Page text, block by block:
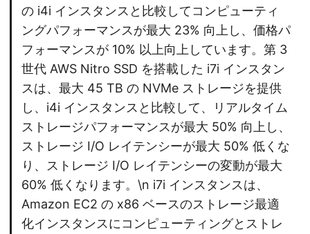
の i4i インスタンスと比較してコンピューティ
ングパフォーマンスが最大 23% 向上し、価格パ
フォーマンスが 10% 以上向上しています。第 3
世代 AWS Nitro SSD を搭載した i7i インスタン
スは、最大 45 TB の NVMe ストレージを提供
し、i4i インスタンスと比較して、リアルタイム
ストレージパフォーマンスが最大 50% 向上し、
ストレージ I/O レイテンシーが最大 50% 低くな
り、ストレージ I/O レイテンシーの変動が最大
60% 低くなります。\n i7i インスタンスは、
Amazon EC2 の x86 ベースのストレージ最適
化インスタンスにコンピューティングとストレ